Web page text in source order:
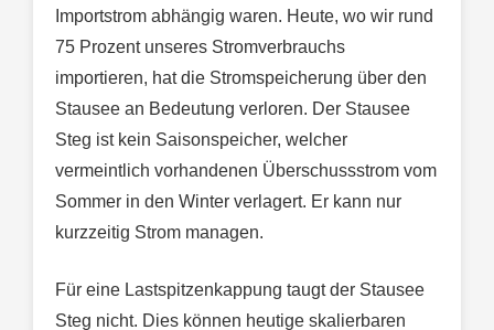
Importstrom abhängig waren. Heute, wo wir rund
75 Prozent unseres Stromverbrauchs
importieren, hat die Stromspeicherung über den
Stausee an Bedeutung verloren. Der Stausee
Steg ist kein Saisonspeicher, welcher
vermeintlich vorhandenen Überschussstrom vom
Sommer in den Winter verlagert. Er kann nur
kurzzeitig Strom managen.
Für eine Lastspitzenkappung taugt der Stausee
Steg nicht. Dies können heutige skalierbaren